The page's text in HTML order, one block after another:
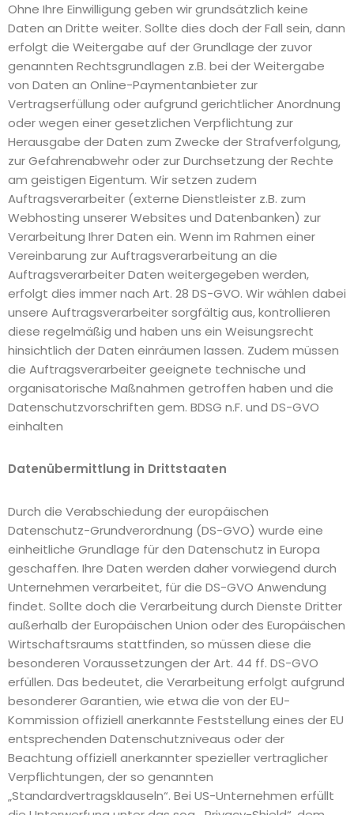
Ohne Ihre Einwilligung geben wir grundsätzlich keine
Daten an Dritte weiter. Sollte dies doch der Fall sein, dann
erfolgt die Weitergabe auf der Grundlage der zuvor
genannten Rechtsgrundlagen z.B. bei der Weitergabe
von Daten an Online-Paymentanbieter zur
Vertragserfüllung oder aufgrund gerichtlicher Anordnung
oder wegen einer gesetzlichen Verpflichtung zur
Herausgabe der Daten zum Zwecke der Strafverfolgung,
zur Gefahrenabwehr oder zur Durchsetzung der Rechte
am geistigen Eigentum. Wir setzen zudem
Auftragsverarbeiter (externe Dienstleister z.B. zum
Webhosting unserer Websites und Datenbanken) zur
Verarbeitung Ihrer Daten ein. Wenn im Rahmen einer
Vereinbarung zur Auftragsverarbeitung an die
Auftragsverarbeiter Daten weitergegeben werden,
erfolgt dies immer nach Art. 28 DS-GVO. Wir wählen dabei
unsere Auftragsverarbeiter sorgfältig aus, kontrollieren
diese regelmäßig und haben uns ein Weisungsrecht
hinsichtlich der Daten einräumen lassen. Zudem müssen
die Auftragsverarbeiter geeignete technische und
organisatorische Maßnahmen getroffen haben und die
Datenschutzvorschriften gem. BDSG n.F. und DS-GVO
einhalten
Datenübermittlung in Drittstaaten
Durch die Verabschiedung der europäischen
Datenschutz-Grundverordnung (DS-GVO) wurde eine
einheitliche Grundlage für den Datenschutz in Europa
geschaffen. Ihre Daten werden daher vorwiegend durch
Unternehmen verarbeitet, für die DS-GVO Anwendung
findet. Sollte doch die Verarbeitung durch Dienste Dritter
außerhalb der Europäischen Union oder des Europäischen
Wirtschaftsraums stattfinden, so müssen diese die
besonderen Voraussetzungen der Art. 44 ff. DS-GVO
erfüllen. Das bedeutet, die Verarbeitung erfolgt aufgrund
besonderer Garantien, wie etwa die von der EU-
Kommission offiziell anerkannte Feststellung eines der EU
entsprechenden Datenschutzniveaus oder der
Beachtung offiziell anerkannter spezieller vertraglicher
Verpflichtungen, der so genannten
„Standardvertragsklauseln“. Bei US-Unternehmen erfüllt